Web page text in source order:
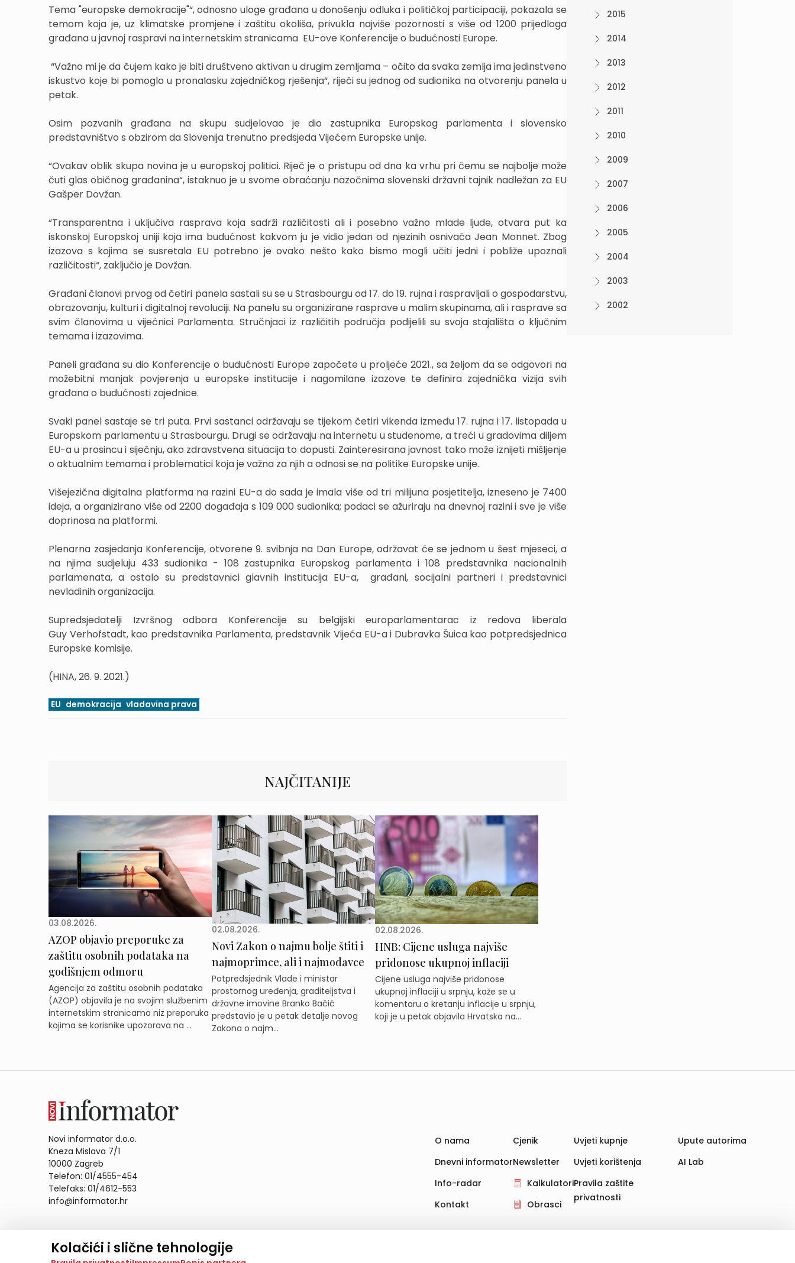
Kolačići i slične tehnologije
Tema "europske demokracije"“, odnosno uloge građana u donošenju odluka i političkoj participaciji, pokazala se
temom koja je, uz klimatske promjene i zaštitu okoliša, privukla najviše pozornosti s više od 1200 prijedloga
građana u javnoj raspravi na internetskim stranicama EU-ove Konferencije o budućnosti Europe.
“Važno mi je da čujem kako je biti društveno aktivan u drugim zemljama – očito da svaka zemlja ima jedinstveno
iskustvo koje bi pomoglo u pronalasku zajedničkog rješenja“, riječi su jednog od sudionika na otvorenju panela u
petak.
Osim pozvanih građana na skupu sudjelovao je dio zastupnika Europskog parlamenta i slovensko
predstavništvo s obzirom da Slovenija trenutno predsjeda Vijećem Europske unije.
“Ovakav oblik skupa novina je u europskoj politici. Riječ je o pristupu od dna ka vrhu pri čemu se najbolje može
čuti glas običnog građanina“, istaknuo je u svome obraćanju nazočnima slovenski državni tajnik nadležan za EU
Gašper Dovžan.
“Transparentna i uključiva rasprava koja sadrži različitosti ali i posebno važno mlade ljude, otvara put ka
iskonskoj Europskoj uniji koja ima budućnost kakvom ju je vidio jedan od njezinih osnivača Jean Monnet. Zbog
izazova s kojima se susretala EU potrebno je ovako nešto kako bismo mogli učiti jedni i pobliže upoznali
različitosti“, zaključio je Dovžan.
Građani članovi prvog od četiri panela sastali su se u Strasbourgu od 17. do 19. rujna i raspravljali o gospodarstvu,
obrazovanju, kulturi i digitalnoj revoluciji. Na panelu su organizirane rasprave u malim skupinama, ali i rasprave sa
svim članovima u vijećnici Parlamenta. Stručnjaci iz različitih područja podijelili su svoja stajališta o ključnim
temama i izazovima.
Paneli građana su dio Konferencije o budućnosti Europe započete u proljeće 2021., sa željom da se odgovori na
možebitni manjak povjerenja u europske institucije i nagomilane izazove te definira zajednička vizija svih
građana o budućnosti zajednice.
Svaki panel sastaje se tri puta. Prvi sastanci održavaju se tijekom četiri vikenda između 17. rujna i 17. listopada u
Europskom parlamentu u Strasbourgu. Drugi se održavaju na internetu u studenome, a treći u gradovima diljem
EU-a u prosincu i siječnju, ako zdravstvena situacija to dopusti. Zainteresirana javnost tako može iznijeti mišljenje
o aktualnim temama i problematici koja je važna za njih a odnosi se na politike Europske unije.
Višejezična digitalna platforma na razini EU-a do sada je imala više od tri milijuna posjetitelja, izneseno je 7400
ideja, a organizirano više od 2200 događaja s 109 000 sudionika; podaci se ažuriraju na dnevnoj razini i sve je više
doprinosa na platformi.
Plenarna zasjedanja Konferencije, otvorene 9. svibnja na Dan Europe, održavat će se jednom u šest mjeseci, a
na njima sudjeluju 433 sudionika - 108 zastupnika Europskog parlamenta i 108 predstavnika nacionalnih
parlamenata, a ostalo su predstavnici glavnih institucija EU-a, građani, socijalni partneri i predstavnici
nevladinih organizacija.
Supredsjedatelji Izvršnog odbora Konferencije su belgijski europarlamentarac iz redova liberala
Guy Verhofstadt, kao predstavnika Parlamenta, predstavnik Vijeća EU-a i Dubravka Šuica kao potpredsjednica
Europske komisije.
(HINA, 26. 9. 2021.)
EU demokracija vladavina prava
NAJČITANIJE
03.08.2026.
AZOP objavio preporuke za
zaštitu osobnih podataka na
godišnjem odmoru
Agencija za zaštitu osobnih podataka
(AZOP) objavila je na svojim službenim
internetskim stranicama niz preporuka
kojima se korisnike upozorava na ...
02.08.2026.
Novi Zakon o najmu bolje štiti i
najmoprimce, ali i najmodavce
Potpredsjednik Vlade i ministar
prostornog uređenja, graditeljstva i
državne imovine Branko Bačić
predstavio je u petak detalje novog
Zakona o najm...
02.08.2026.
HNB: Cijene usluga najviše
pridonose ukupnoj inflaciji
Cijene usluga najviše pridonose
ukupnoj inflaciji u srpnju, kaže se u
komentaru o kretanju inflacije u srpnju,
koji je u petak objavila Hrvatska na...
2015
2014
2013
2012
2011
2010
2009
2007
2006
2005
2004
2003
2002
Novi informator d.o.o.
Kneza Mislava 7/1
10000 Zagreb
Telefon: 01/4555-454
Telefaks: 01/4612-553
info@informator.hr
O nama
Dnevni informator
Info-radar
Kontakt
Cjenik
Newsletter
Kalkulatori
Obrasci
Uvjeti kupnje
Uvjeti korištenja
Pravila zaštite
privatnosti
Upute autorima
AI Lab